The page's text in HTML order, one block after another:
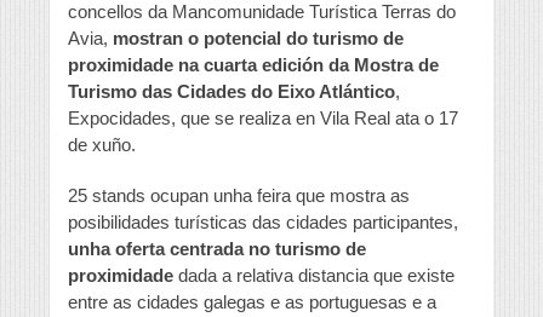
concellos da Mancomunidade Turística Terras do
Avia, mostran o potencial do turismo de
proximidade na cuarta edición da Mostra de
Turismo das Cidades do Eixo Atlántico,
Expocidades, que se realiza en Vila Real ata o 17
de xuño.
25 stands ocupan unha feira que mostra as
posibilidades turísticas das cidades participantes,
unha oferta centrada no turismo de
proximidade dada a relativa distancia que existe
entre as cidades galegas e as portuguesas e a